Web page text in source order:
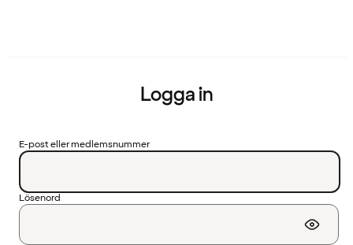
Logga in
E-post eller medlemsnummer
Lösenord